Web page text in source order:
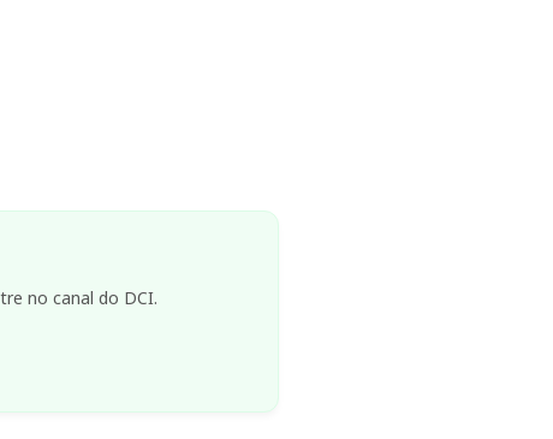
no canal do DCI.